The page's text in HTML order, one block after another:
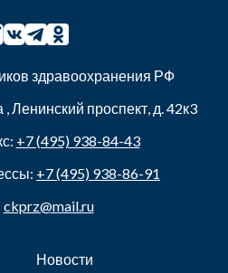
здравоохранения РФ
,Ленинский проспект, д. 42к3
+7 (495) 938-84-43
+7 (495) 938-86-91
ckprz@mail.ru
Новости